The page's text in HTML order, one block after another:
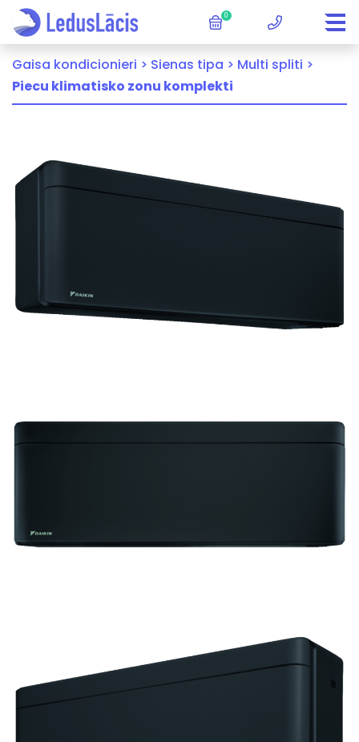
0
Gaisa kondicionieri > Sienas tipa > Multi spliti >
Piecu klimatisko zonu komplekti